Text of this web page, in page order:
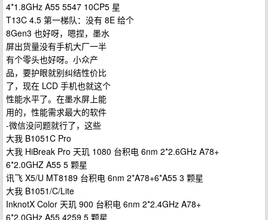
4*1.8GHz A55 5547 10CP5 星
T13C 4.5 第一梯队：没有 8E 给个
8Gen3 也好呀，嗯捏，墨水
屏出货量没有手机大厂一半
有个零头也好呀。小众产
品，要护眼就别纠结性价比
了，现在 LCD 手机也就这个
性能水平了。在墨水屏上能
用的，性能需求最大的软件
-微信没问题就行了，这些
大我 B1051C Pro
大我 HiBreak Pro 天玑 1080 台积电 6nm 2*2.6GHz A78+
6*2.0GHZ A55 5 颗星
讯飞 X5/U MT8189 台积电 6nm 2*A78+6*A55 3 颗星
大我 B1051/C/Lite
InknotX Color 天玑 900 台积电 6nm 2*2.4GHz A78+
6*2.0GHz A55 4259 5 颗星